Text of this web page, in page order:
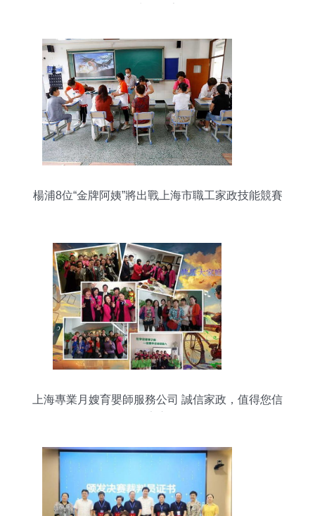
楊浦8位“金牌阿姨”將出戰上海市職工家政技能競賽
上海專業月嫂育嬰師服務公司 誠信家政，值得您信